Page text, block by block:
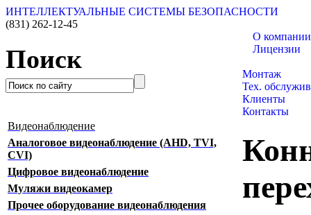
ИНТЕЛЛЕКТУАЛЬНЫЕ СИСТЕМЫ БЕЗОПАСНОСТИ
(831) 262-12-45
Поиск
О компании
Лицензии
Монтаж
Тех.
Клиенты
Контакты
Видеонаблюдение
Аналоговое видеонаблюдение (AHD, TVI,
CVI)
Цифровое видеонаблюдение
Муляжи видеокамер
Прочее оборудование видеонаблюдения